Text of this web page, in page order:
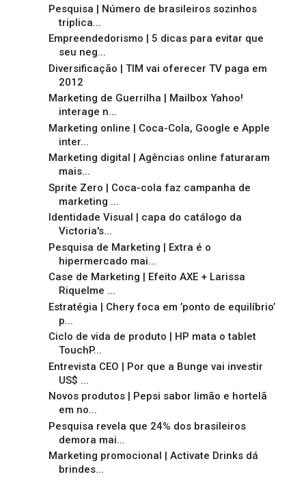
Pesquisa | Número de brasileiros sozinhos
triplica...
Empreendedorismo | 5 dicas para evitar que
seu neg...
Diversificação | TIM vai oferecer TV paga em
2012
Marketing de Guerrilha | Mailbox Yahoo!
interage n...
Marketing online | Coca-Cola, Google e Apple
inter...
Marketing digital | Agências online faturaram
mais...
Sprite Zero | Coca-cola faz campanha de
marketing ...
Identidade Visual | capa do catálogo da
Victoria's...
Pesquisa de Marketing | Extra é o
hipermercado mai...
Case de Marketing | Efeito AXE + Larissa
Riquelme ...
Estratégia | Chery foca em ’ponto de equilíbrio’
p...
Ciclo de vida de produto | HP mata o tablet
TouchP...
Entrevista CEO | Por que a Bunge vai investir
US$ ...
Novos produtos | Pepsi sabor limão e hortelã
em no...
Pesquisa revela que 24% dos brasileiros
demora mai...
Marketing promocional | Activate Drinks dá
brindes...